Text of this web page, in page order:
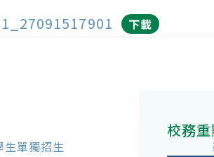
下載
單獨招生
校務